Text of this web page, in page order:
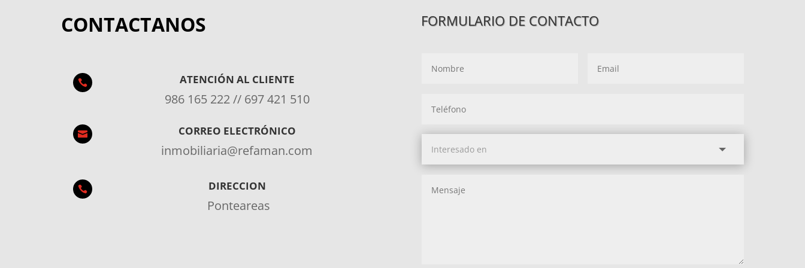
CONTACTANOS
 ATENCIÓN AL CLIENTE
986 165 222 // 697 421 510
 CORREO ELECTRÓNICO
inmobiliaria@refaman.com
 DIRECCION
Ponteareas
FORMULARIO DE CONTACTO